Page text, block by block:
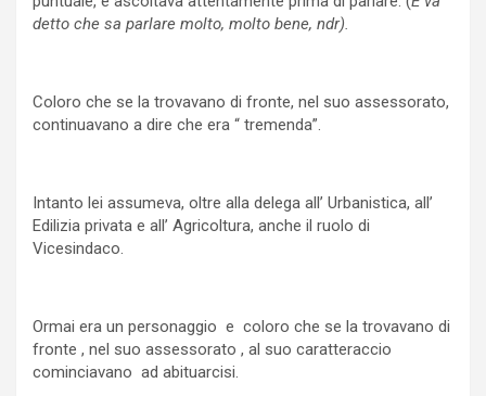
detto che sa parlare molto, molto bene, ndr).
Coloro che se la trovavano di fronte, nel suo assessorato,
continuavano a dire che era “ tremenda”.
Intanto lei assumeva, oltre alla delega all’ Urbanistica, all’
Edilizia privata e all’ Agricoltura, anche il ruolo di
Vicesindaco.
Ormai era un personaggio e coloro che se la trovavano di
fronte , nel suo assessorato , al suo caratteraccio
cominciavano ad abituarcisi.